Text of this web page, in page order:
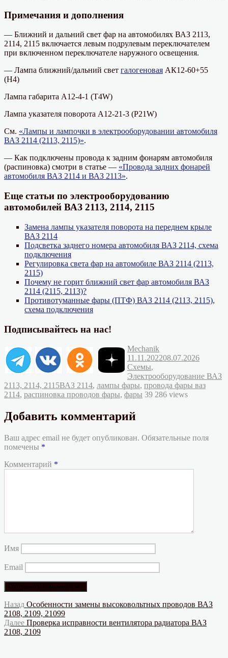
Примечания и дополнения
— Ближний и дальний свет фар на автомобилях ВАЗ 2113,
2114, 2115 включается левым подрулевым переключателем
при включенном переключателе наружного освещения.
— Лампа ближний/дальний свет галогеновая АК12-60+55
(Н4)
Лампа габарита А12-4-1 (Т4W)
Лампа указателя поворота А12-21-3 (P21W)
См. «Лампы и лампочки в электрооборудовании автомобиля
ВАЗ 2114 (2113, 2115)».
— Как подключены провода к задним фонарям автомобиля
(распиновка) смотри в статье — «Провода задних фонарей
автомобиля ВАЗ 2114 и ВАЗ 2113».
Еще статьи по электрооборудованию
автомобилей ВАЗ 2113, 2114, 2115
Замена лампы указателя поворота на переднем крыле
ВАЗ 2114
Подсветка заднего номера автомобиля ВАЗ 2114, схема
подключения
Регулировка света фар на автомобиле ВАЗ 2114 (2113,
2115)
Почему не горит ближний свет фар автомобиля ВАЗ
2114 (2115, 2113)?
Противотуманные фары (ПТФ) ВАЗ 2114 (2113, 2115),
схема подключения
Подписывайтесь на нас!
Автор
MechanikОпубликовано
11.11.202208.07.2026
Схемы,
Электрооборудование ВАЗ
2113, 2114, 2115Метки
ВАЗ 2114, лампы фары, провода фары ваз
2114, распиновка проводов фары, фары 39 286 views
Добавить комментарий
Ваш адрес email не будет опубликован. Обязательные поля
помечены *
Комментарий *
Имя
Email
Навигация
по
записям
Назад Предыдущая
запись:
Особенности замены высоковольтных проводов ВАЗ
2108, 2109, 21099
Далее Следующая
запись:
Проверка исправности вентилятора радиатора ВАЗ
2108, 2109